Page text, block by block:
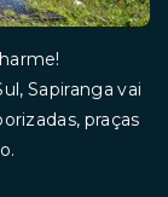
Sapiranga vai
praças